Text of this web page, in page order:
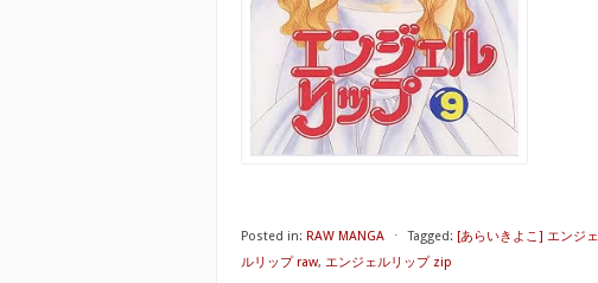
Posted in: RAW MANGA ⋅ Tagged: [あらいきよこ] エンジ
ルリップ raw, エンジェルリップ zip